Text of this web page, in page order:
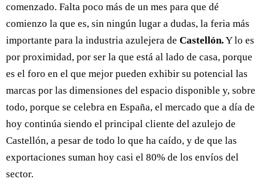
comenzado. Falta poco más de un mes para que dé
comienzo la que es, sin ningún lugar a dudas, la feria más
importante para la industria azulejera de Castellón.Y lo es
por proximidad, por ser la que está al lado de casa, porque
es el foro en el que mejor pueden exhibir su potencial las
marcas por las dimensiones del espacio disponible y, sobre
todo, porque se celebra en España, el mercado que a día de
hoy continúa siendo el principal cliente del azulejo de
Castellón, a pesar de todo lo que ha caído, y de que las
exportaciones suman hoy casi el 80% de los envíos del
sector.